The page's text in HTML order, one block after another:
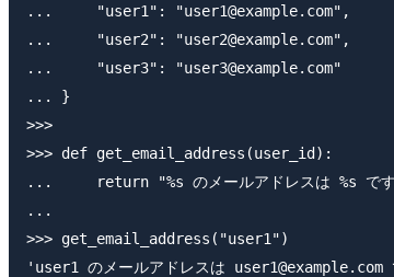
...     "user1": "user1@example.com",
...     "user2": "user2@example.com",
...     "user3": "user3@example.com"
... }
>>>
>>> def get_email_address(user_id):
...     return "%s のメールアドレスは %s
...
>>> get_email_address("user1")
'user1 のメールアドレスは user1@example.com